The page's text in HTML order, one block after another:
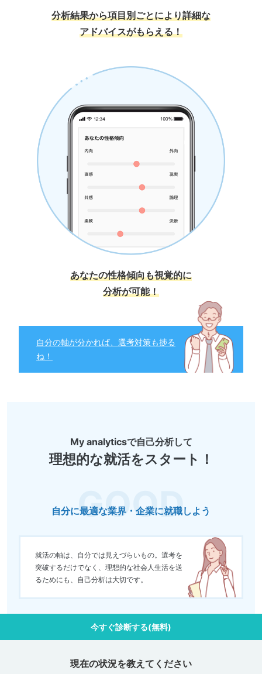
分析結果から項目別ごとにより詳細な
アドバイスがもらえる！
あなたの性格傾向も視覚的に
分析が可能！
自分の軸が分かれば、選考対策も捗る
ね！
My analyticsで自己分析して
理想的な就活をスタート！
自分に最適な業界・企業に就職しよう
就活の軸は、自分では見えづらいもの。選考を
突破するだけでなく、理想的な社会人生活を送
るためにも、自己分析は大切です。
今すぐ診断する(無料)
現在の状況を教えてください